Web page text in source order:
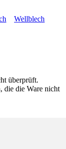
Wellblech
überprüft.
die die Ware nicht